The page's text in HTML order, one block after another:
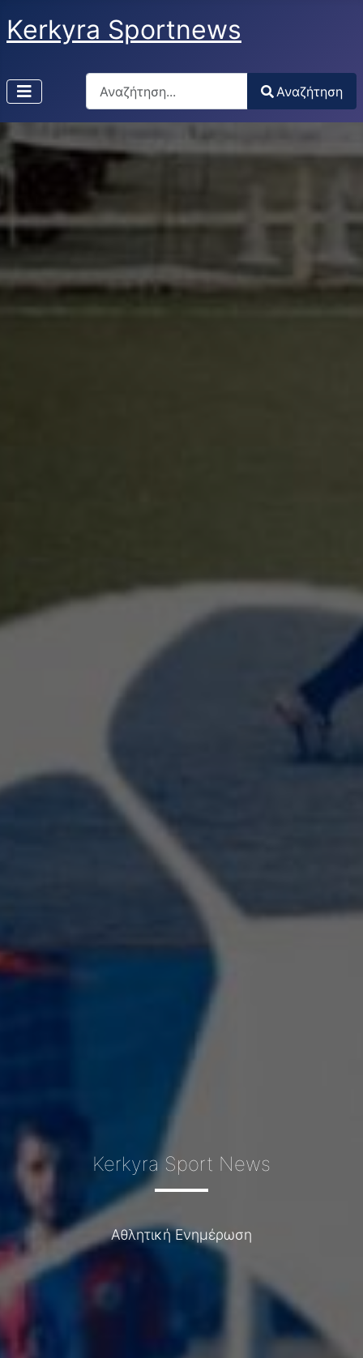
Kerkyra Sportnews
Αναζήτηση
Type 2 or more characters for results.
Αναζήτηση
Kerkyra Sport News
Αθλητική Ενημέρωση